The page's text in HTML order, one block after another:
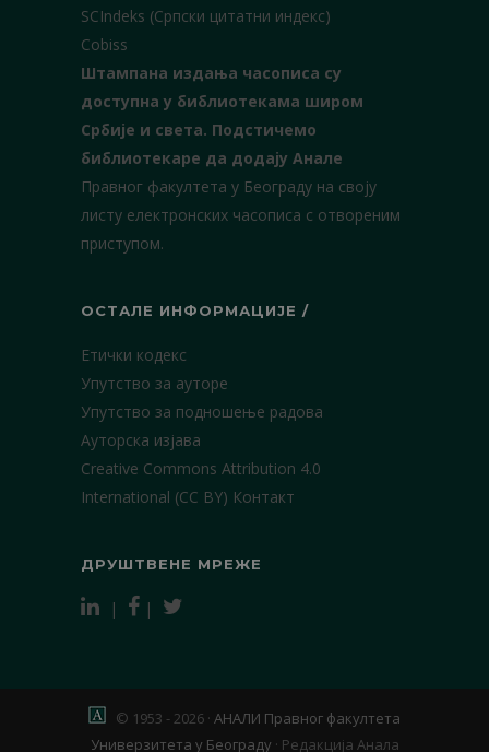
SCIndeks (Српски цитатни индекс)
Cobiss
Штампана издања часописа су
доступна у библиотекама широм
Србије и света. Подстичемо
библиотекаре да додају Анале
Правног факултета у Београду на своју
листу електронских часописа с отвореним
приступом.
ОСТАЛЕ ИНФОРМАЦИЈЕ /
Етички кодекс
Упутство за ауторе
Упутство за подношење радова
Ауторска изјава
Creative Commons Attribution 4.0
International (CC BY) Контакт
ДРУШТВЕНЕ МРЕЖЕ
| |
© 1953 - 2026 · АНАЛИ Правног факултета
Универзитета у Београду · Редакција Анала